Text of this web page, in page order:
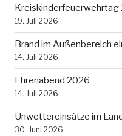
Kreiskinderfeuerwehrtag
19. Juli 2026
Brand im Außenbereich
14. Juli 2026
Ehrenabend 2026
14. Juli 2026
Unwettereinsätze im
30. Juni 2026